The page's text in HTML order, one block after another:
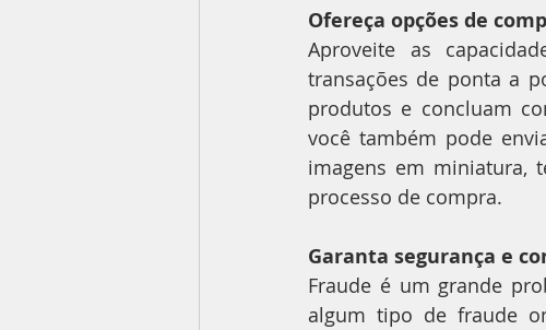
Ofereça opções de
Aproveite as
transações de ponta a
produtos e concluam
você também pode
imagens em miniatura,
processo de compra.
Garanta segurança e
Fraude é um grande
algum tipo de fraude